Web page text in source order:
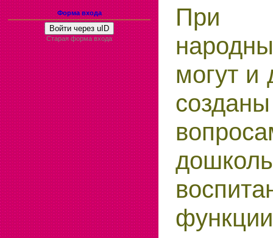
Форма входа
Войти через uID
Старая форма входа
При
могут